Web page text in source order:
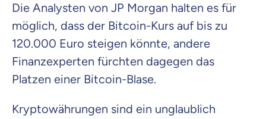
Die Analysten von JP Morgan halten es für
möglich, dass der Bitcoin-Kurs auf bis zu
120.000 Euro steigen könnte, andere
Finanzexperten fürchten dagegen das
Platzen einer Bitcoin-Blase.
Kryptowährungen sind ein unglaublich